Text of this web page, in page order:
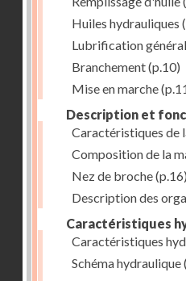
Huiles hydrauliques
Lubrification
Branchement(p.10)
Mise en marche
Description et
Caractéristiques de
Composition de la
Nez de broche(p.16)
Description des
Caractéristiques
Caractéristiques
Schéma hydraulique